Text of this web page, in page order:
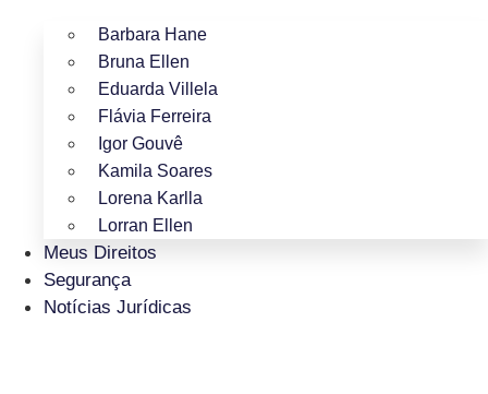
Barbara Hane
Bruna Ellen
Eduarda Villela
Flávia Ferreira
Igor Gouvê
Kamila Soares
Lorena Karlla
Lorran Ellen
Meus Direitos
Segurança
Notícias Jurídicas